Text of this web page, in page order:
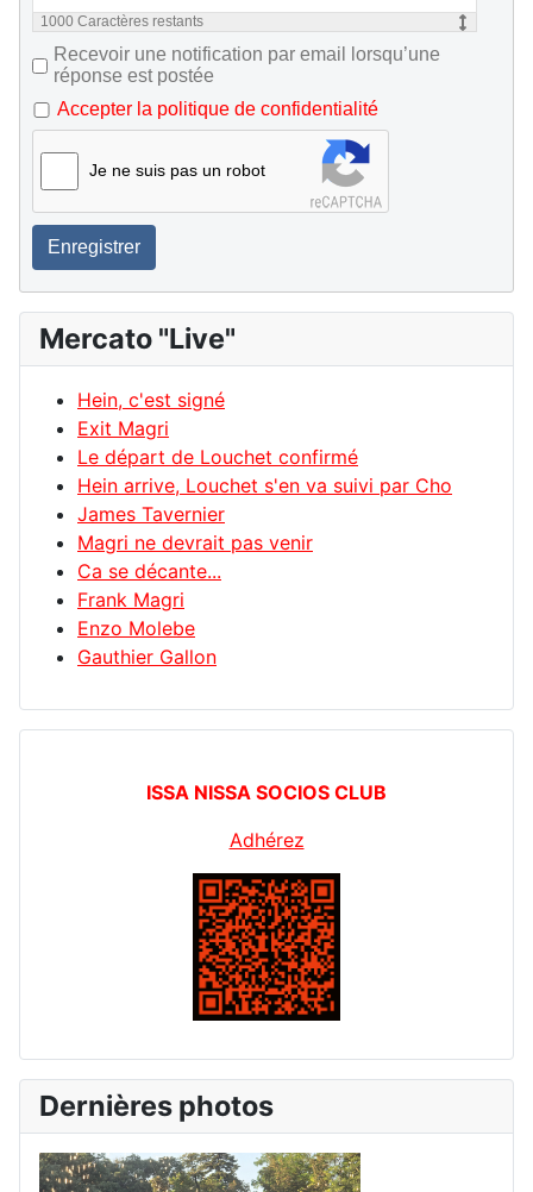
1000 Caractères restants
Recevoir une notification par email lorsqu’une
réponse est postée
Accepter la politique de confidentialité
Je ne suis pas un robot
Enregistrer
Mercato "Live"
Hein, c'est signé
Exit Magri
Le départ de Louchet confirmé
Hein arrive, Louchet s'en va suivi par Cho
James Tavernier
Magri ne devrait pas venir
Ca se décante...
Frank Magri
Enzo Molebe
Gauthier Gallon
ISSA NISSA SOCIOS CLUB
Adhérez
Dernières photos